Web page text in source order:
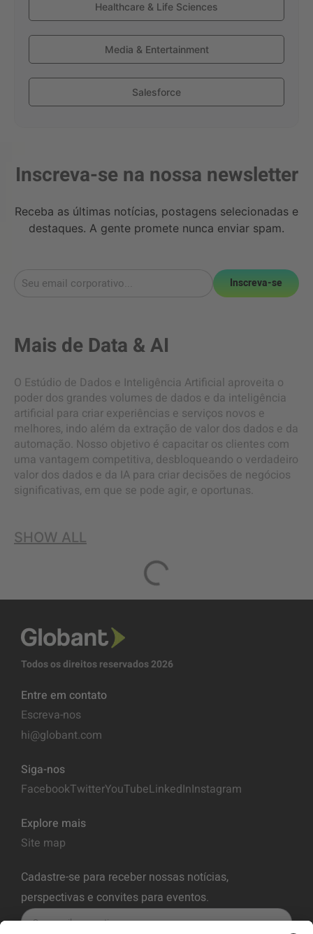
Healthcare & Life Sciences
Media & Entertainment
Salesforce
Inscreva-se na nossa newsletter
Receba as últimas notícias, postagens selecionadas e
destaques. A gente promete nunca enviar spam.
Inscreva-se
Mais de Data & AI
O Estúdio de Dados e Inteligência Artificial aproveita o
poder dos grandes volumes de dados e da inteligência
artificial para criar experiências e serviços novos e
melhores, indo além da extração de valor dos dados e da
automação. Nosso objetivo é capacitar os clientes com
uma vantagem competitiva, desbloqueando o verdadeiro
valor dos dados e da IA para criar decisões de negócios
significativas, em que se pode agir, e oportunas.
SHOW ALL
Todos os direitos reservados 2026
Entre em contato
Escreva-nos
hi@globant.com
Siga-nos
FacebookTwitterYouTubeLinkedInInstagram
Explore mais
Site map
Cadastre-se para receber nossas notícias,
perspectivas e convites para eventos.